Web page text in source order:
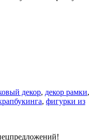
декор, декор рамки,
, фигурки из